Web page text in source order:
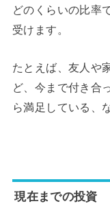
どのくらいの比率
受けます。
たとえば、友人や
ど、今まで付き合
ら満足している、
現在までの投資